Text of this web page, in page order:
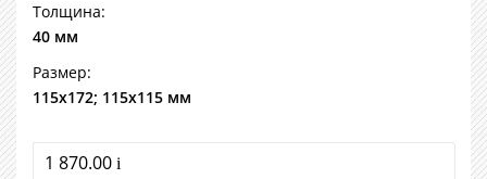
Толщина:
40 мм
Размер:
115х172; 115х115 мм
1 870.00 i